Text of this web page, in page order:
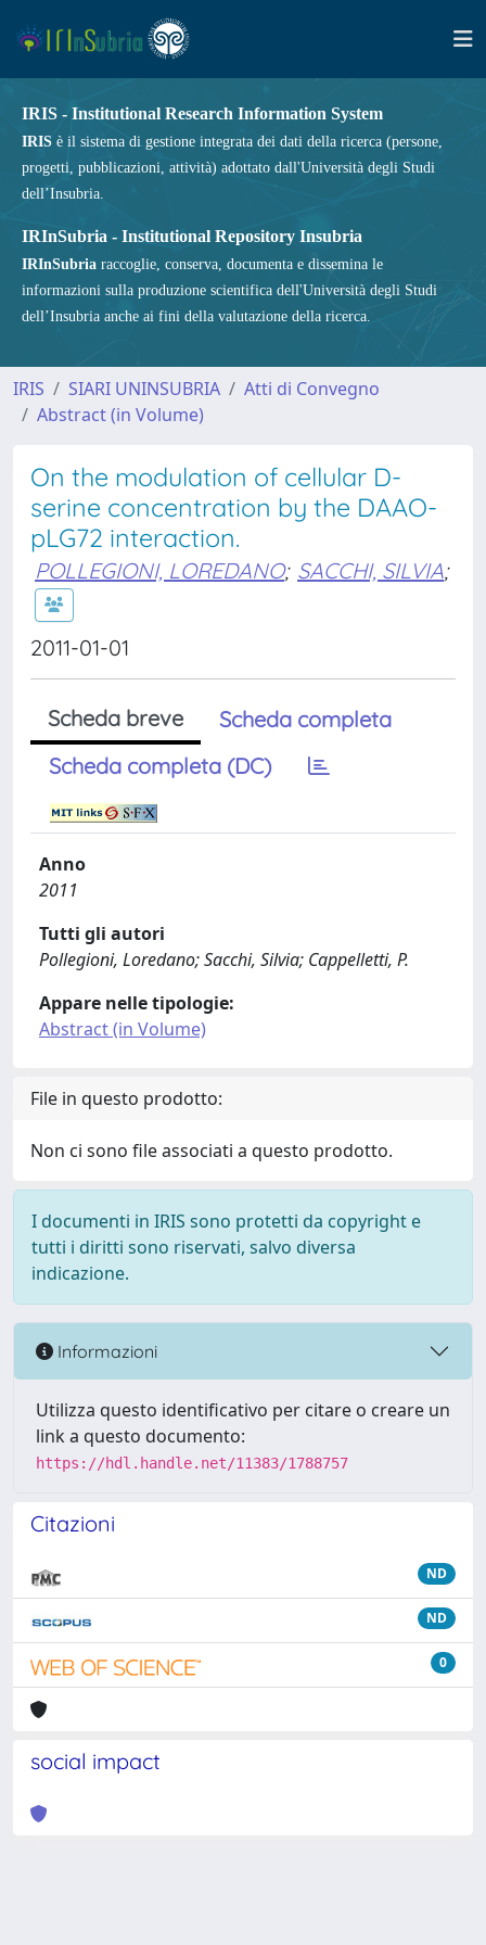
IRIS - Institutional Research Information System
IRIS è il sistema di gestione integrata dei dati della ricerca (persone,
progetti, pubblicazioni, attività) adottato dall'Università degli Studi
dell’Insubria.
IRInSubria - Institutional Repository Insubria
IRInSubria raccoglie, conserva, documenta e dissemina le
informazioni sulla produzione scientifica dell'Università degli Studi
dell’Insubria anche ai fini della valutazione della ricerca.
IRIS SIARI UNINSUBRIA
Atti di Convegno
Abstract (in Volume)
On the modulation of cellular D-
serine concentration by the DAAO-
pLG72 interaction.
POLLEGIONI, LOREDANO; SACCHI, SILVIA;
2011-01-01
Scheda breve
Scheda completa
Scheda completa (DC)
Anno
2011
Tutti gli autori
Pollegioni, Loredano; Sacchi, Silvia; Cappelletti, P.
Appare nelle tipologie:
Abstract (in Volume)
File in questo prodotto:
Non ci sono file associati a questo prodotto.
I documenti in IRIS sono protetti da copyright e
tutti i diritti sono riservati, salvo diversa
indicazione.
Informazioni
Utilizza questo identificativo per citare o creare un
link a questo documento:
https://hdl.handle.net/11383/1788757
Citazioni
ND
ND
0
social impact